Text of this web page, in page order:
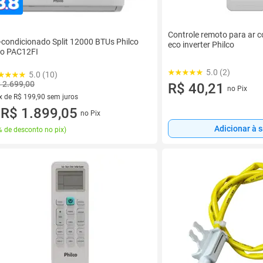
Split 12000 BTUs Philco
PAC12FI
5.0 (10)
2.699,00
de R$ 199,90 sem juros
de R$ 199,90 sem juros
R$ 1.899,05 no Pix
de desconto no pix)
Controle remoto para ar
eco inverter Philco
5.0 (2)
R$ 40,21 no Pix
Adicionar à